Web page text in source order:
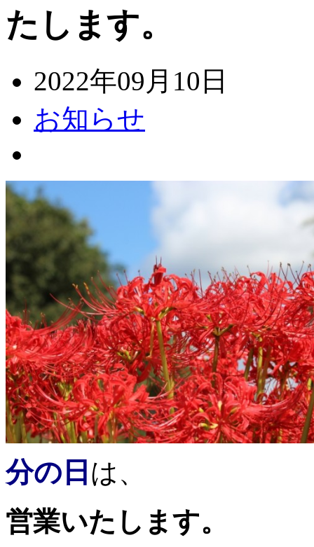
たします。
2022年09月10日
お知らせ
分の日 は、
営業いたします。